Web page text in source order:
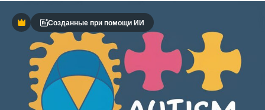
ПремиумСозданные при помощи ИИ